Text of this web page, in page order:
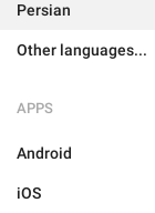
Persian
Other languages...
APPS
Android
iOS